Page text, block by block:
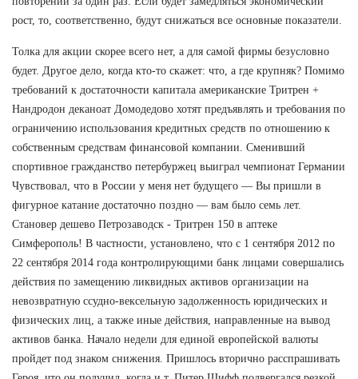
рост, то, соответственно, будут снижаться все основные показатели.
Толка для акции скорее всего нет, а для самой фирмы безусловно
будет. Другое дело, когда кто-то скажет: что, а где крупняк? Помимо
требований к достаточности капитала американские Тритрен +
Нандродон деканоат Домодедово хотят предъявлять и требования по
ограничению использования кредитных средств по отношению к
собственным средствам финансовой компании. Сменивший
спортивное гражданство петербуржец выиграл чемпионат Германии
Чувствовал, что в России у меня нет будущего — Вы пришли в
фигурное катание достаточно поздно — вам было семь лет.
Становер дешево Петрозаводск - Тритрен 150 в аптеке
Симферополь! В частности, установлено, что с 1 сентября 2012 по
22 сентября 2014 года контролирующими банк лицами совершались
действия по замещению ликвидных активов организации на
невозвратную ссудно-вексельную задолженность юридических и
физических лиц, а также иные действия, направленные на вывод
активов банка. Начало недели для единой европейской валюты
пройдет под знаком снижения. Пришлось вторично расспрашивать